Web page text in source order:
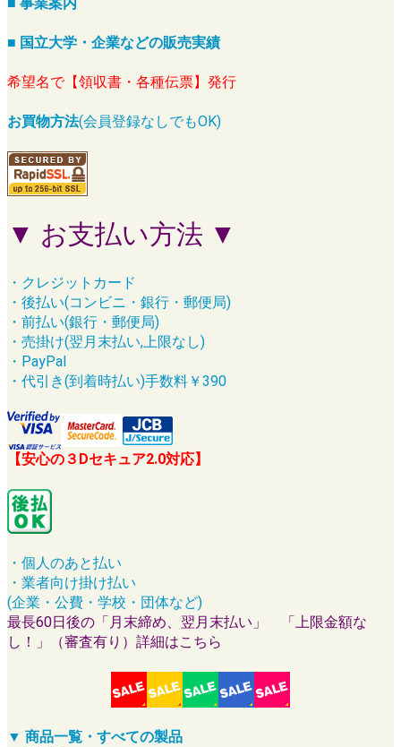
■ 事業案内
■ 国立大学・企業などの販売実績
希望名で【領収書・各種伝票】発行
お買物方法(会員登録なしでもOK)
▼ お支払い方法 ▼
・クレジットカード
・後払い(コンビニ・銀行・郵便局)
・前払い(銀行・郵便局)
・売掛け(翌月末払い,上限なし)
・PayPal
・代引き(到着時払い)手数料￥390
【安心の３Dセキュア2.0対応】
・個人のあと払い
・業者向け掛け払い
(企業・公費・学校・団体など)
最長60日後の「月末締め、翌月末払い」 「上限金額な
し！」（審査有り）詳細はこちら
▼ 商品一覧・すべての製品